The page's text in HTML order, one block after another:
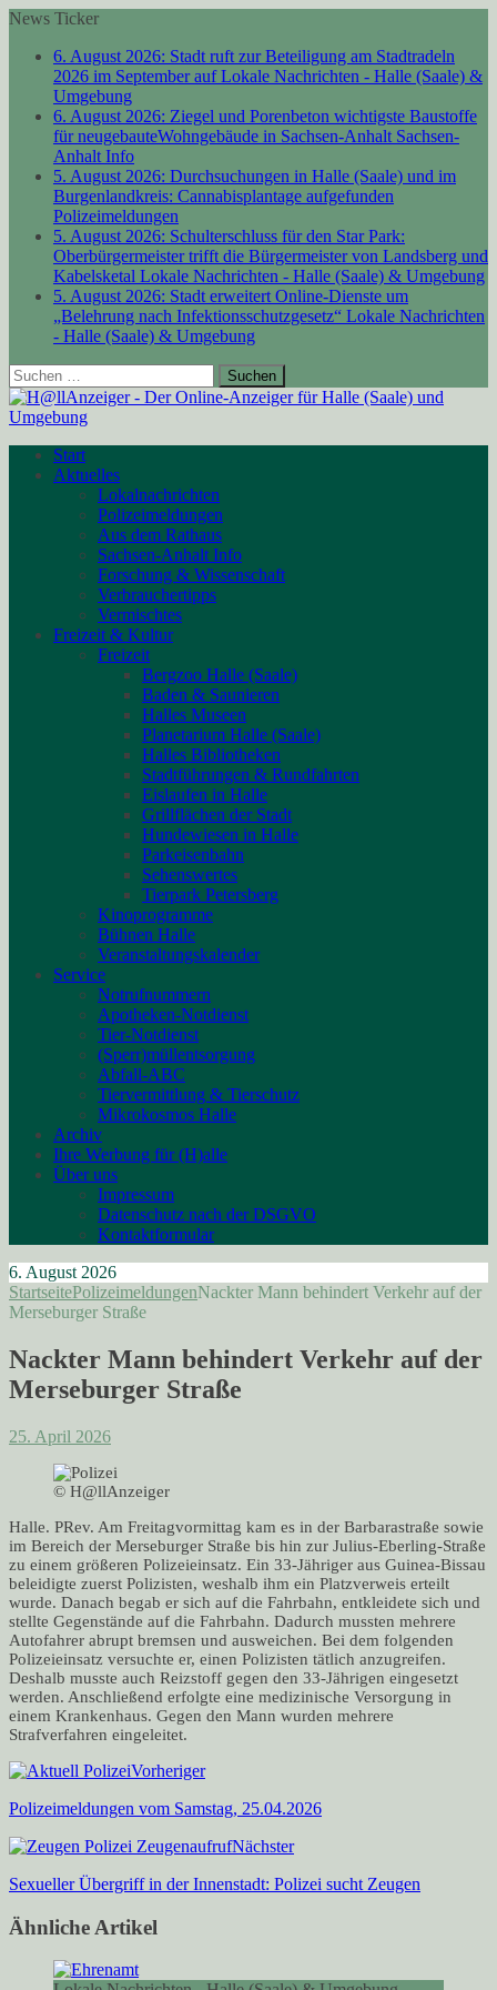
News Ticker
6. August 2026: Stadt ruft zur Beteiligung am Stadtradeln
2026 im September aufLokale Nachrichten - Halle (Saale) &
Umgebung
6. August 2026: Ziegel und Porenbeton wichtigste Baustoffe
für neugebauteWohngebäude in Sachsen-Anhalt Sachsen-
Anhalt Info
5. August 2026: Durchsuchungen in Halle (Saale) und im
Burgenlandkreis: Cannabisplantage aufgefunden
Polizeimeldungen
5. August 2026: Schulterschluss für den Star Park:
Oberbürgermeister trifft die Bürgermeister von Landsberg und
Kabelsketal Lokale Nachrichten - Halle (Saale) & Umgebung
5. August 2026: Stadt erweitert Online-Dienste um
„Belehrung nach Infektionsschutzgesetz“ Lokale Nachrichten
- Halle (Saale) & Umgebung
Suchen
nach:
Start
Aktuelles
Lokalnachrichten
Polizeimeldungen
Aus dem Rathaus
Sachsen-Anhalt Info
Forschung & Wissenschaft
Verbrauchertipps
Vermischtes
Freizeit & Kultur
Freizeit
Bergzoo Halle (Saale)
Baden & Saunieren
Halles Museen
Planetarium Halle (Saale)
Halles Bibliotheken
Stadtführungen & Rundfahrten
Eislaufen in Halle
Grillflächen der Stadt
Hundewiesen in Halle
Parkeisenbahn
Sehenswertes
Tierpark Petersberg
Kinoprogramme
Bühnen Halle
Veranstaltungskalender
Service
Notrufnummern
Apotheken-Notdienst
Tier-Notdienst
(Sperr)müllentsorgung
Abfall-ABC
Tiervermittlung & Tierschutz
Mikrokosmos Halle
Archiv
Ihre Werbung für (H)alle
Über uns
Impressum
Datenschutz nach der DSGVO
Kontaktformular
6. August 2026
StartseitePolizeimeldungenNackter Mann behindert Verkehr auf der
Merseburger Straße
Nackter Mann behindert Verkehr auf der
Merseburger Straße
25. April 2026
© H@llAnzeiger
Halle. PRev. Am Freitagvormittag kam es in der Barbarastraße sowie
im Bereich der Merseburger Straße bis hin zur Julius-Eberling-Straße
zu einem größeren Polizeieinsatz. Ein 33-Jähriger aus Guinea-Bissau
beleidigte zuerst Polizisten, weshalb ihm ein Platzverweis erteilt
wurde. Danach begab er sich auf die Fahrbahn, entkleidete sich und
stellte Gegenstände auf die Fahrbahn. Dadurch mussten mehrere
Autofahrer abrupt bremsen und ausweichen. Bei dem folgenden
Polizeieinsatz versuchte er, einen Polizisten tätlich anzugreifen.
Deshalb musste auch Reizstoff gegen den 33-Jährigen eingesetzt
werden. Anschließend erfolgte eine medizinische Versorgung in
einem Krankenhaus. Gegen den Mann wurden mehrere
Strafverfahren eingeleitet.
Vorheriger
Polizeimeldungen vom Samstag, 25.04.2026
Nächster
Sexueller Übergriff in der Innenstadt: Polizei sucht Zeugen
Ähnliche Artikel